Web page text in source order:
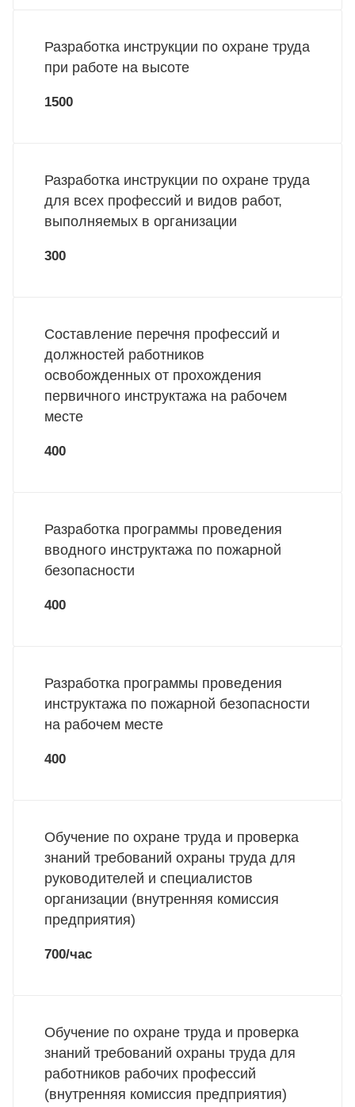
Разработка инструкции по охране труда
при работе на высоте
1500
Разработка инструкции по охране труда
для всех профессий и видов работ,
выполняемых в организации
300
Составление перечня профессий и
должностей работников
освобожденных от прохождения
первичного инструктажа на рабочем
месте
400
Разработка программы проведения
вводного инструктажа по пожарной
безопасности
400
Разработка программы проведения
инструктажа по пожарной безопасности
на рабочем месте
400
Обучение по охране труда и проверка
знаний требований охраны труда для
руководителей и специалистов
организации (внутренняя комиссия
предприятия)
700/час
Обучение по охране труда и проверка
знаний требований охраны труда для
работников рабочих профессий
(внутренняя комиссия предприятия)